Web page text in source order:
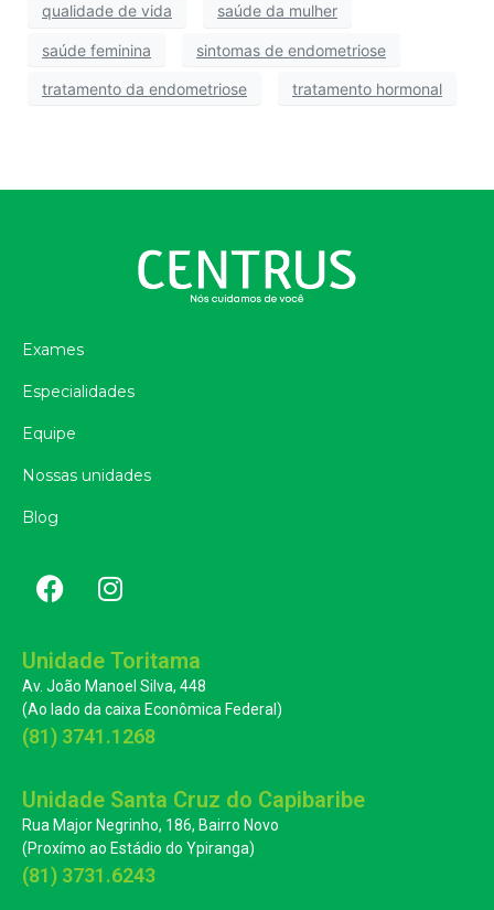
qualidade de vida saúde da mulher
saúde feminina sintomas de endometriose
tratamento da endometriose tratamento hormonal
Exames
Especialidades
Equipe
Nossas unidades
Blog
Unidade Toritama
Av. João Manoel Silva, 448
(Ao lado da caixa Econômica Federal)
(81) 3741.1268
Unidade Santa Cruz do Capibaribe
Rua Major Negrinho, 186, Bairro Novo
(Proxímo ao Estádio do Ypiranga)
(81) 3731.6243